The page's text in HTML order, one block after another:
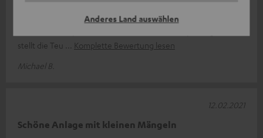
Anderes Land auswählen
Genauso habe ich es mir vorgestellt, perfekte Ton-und Klang-
stellt die Teu
Komplette Bewertung lesen
Michael B.
Schöne Anlage mit kleinen Mängeln
12.02.2021